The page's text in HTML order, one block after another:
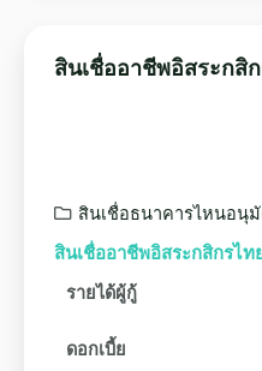
สินเชื่ออาชีพอิสระกสิ
สินเชื่อธนาคารไหนอนุ
สินเชื่ออาชีพอิสระกสิกรไ
รายได้ผู้กู้
ดอกเบี้ย